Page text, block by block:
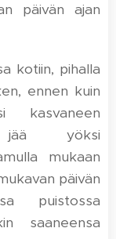
päivän ajan
kotiin, pihalla
ennen kuin
kasvaneen
jää yöksi
mukaan
päivän
puistossa
saaneensa